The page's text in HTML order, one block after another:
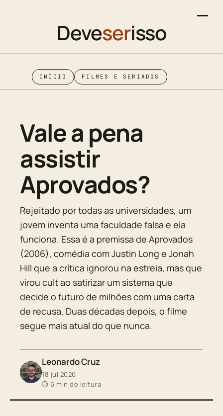
Deveserisso
INÍCIO FILMES E SERIADOS
Vale a pena
assistir
Aprovados?
Rejeitado por todas as universidades, um
jovem inventa uma faculdade falsa e ela
funciona. Essa é a premissa de Aprovados
(2006), comédia com Justin Long e Jonah
Hill que a crítica ignorou na estreia, mas que
virou cult ao satirizar um sistema que
decide o futuro de milhões com uma carta
de recusa. Duas décadas depois, o filme
segue mais atual do que nunca.
Leonardo Cruz
18 jul 2026
⏱ 6 min de leitura